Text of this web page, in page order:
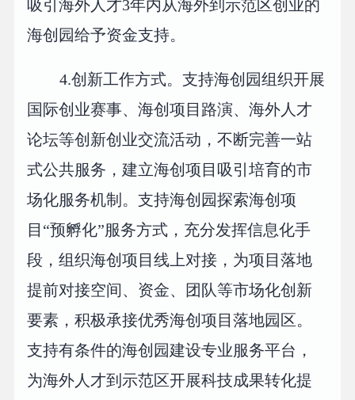
吸引海外人才3年内从海外到示范区创业的
海创园给予资金支持。
4.创新工作方式。支持海创园组织开展
国际创业赛事、海创项目路演、海外人才
论坛等创新创业交流活动，不断完善一站
式公共服务，建立海创项目吸引培育的市
场化服务机制。支持海创园探索海创项
目“预孵化”服务方式，充分发挥信息化手
段，组织海创项目线上对接，为项目落地
提前对接空间、资金、团队等市场化创新
要素，积极承接优秀海创项目落地园区。
支持有条件的海创园建设专业服务平台，
为海外人才到示范区开展科技成果转化提